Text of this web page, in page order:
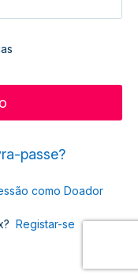
passe?
como Doador
Registar-se